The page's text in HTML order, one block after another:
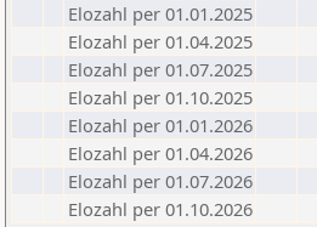
Elozahl per 01.01.2025
Elozahl per 01.04.2025
Elozahl per 01.07.2025
Elozahl per 01.10.2025
Elozahl per 01.01.2026
Elozahl per 01.04.2026
Elozahl per 01.07.2026
Elozahl per 01.10.2026